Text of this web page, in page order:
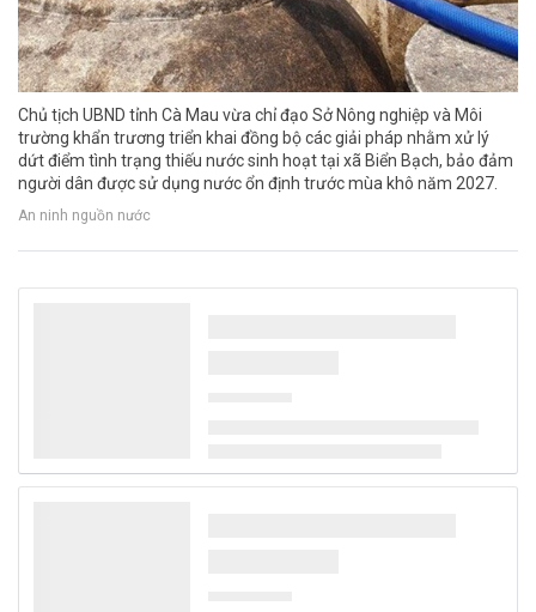
Chủ tịch UBND tỉnh Cà Mau vừa chỉ đạo Sở Nông nghiệp và Môi
trường khẩn trương triển khai đồng bộ các giải pháp nhằm xử lý
dứt điểm tình trạng thiếu nước sinh hoạt tại xã Biển Bạch, bảo đảm
người dân được sử dụng nước ổn định trước mùa khô năm 2027.
An ninh nguồn nước
Ứng dụng AI và Big Data nâng cao năng lực